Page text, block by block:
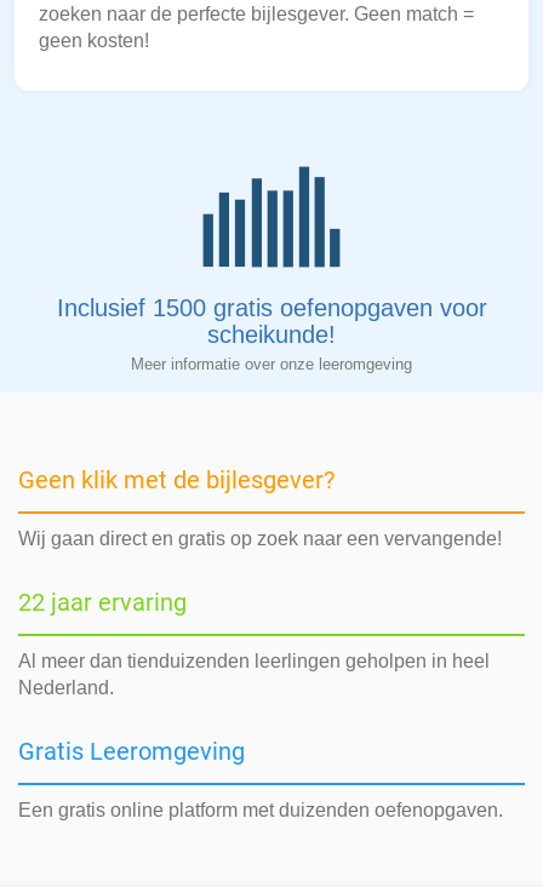
zoeken naar de perfecte bijlesgever. Geen match =
geen kosten!
Inclusief 1500 gratis oefenopgaven voor
scheikunde!
Meer informatie over onze leeromgeving
Geen klik met de bijlesgever?
Wij gaan direct en gratis op zoek naar een vervangende!
22 jaar ervaring
Al meer dan tienduizenden leerlingen geholpen in heel
Nederland.
Gratis Leeromgeving
Een gratis online platform met duizenden oefenopgaven.